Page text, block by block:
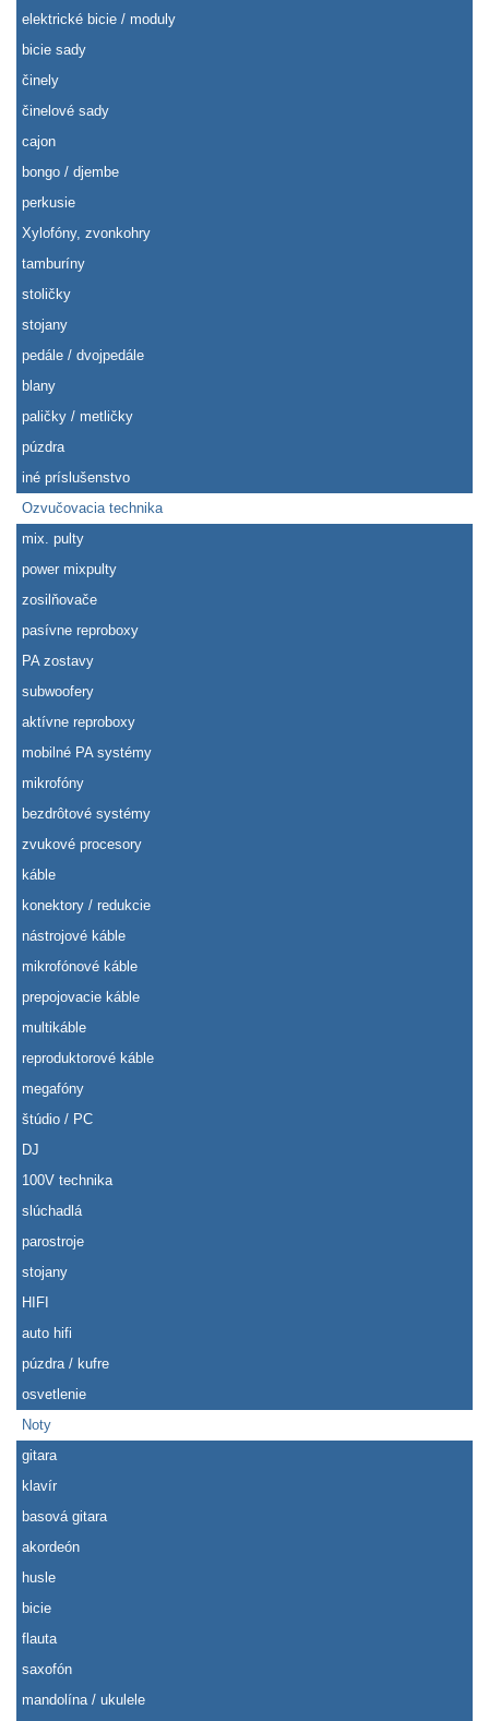
elektrické bicie / moduly
bicie sady
činely
činelové sady
cajon
bongo / djembe
perkusie
Xylofóny, zvonkohry
tamburíny
stoličky
stojany
pedále / dvojpedále
blany
paličky / metličky
púzdra
iné príslušenstvo
Ozvučovacia technika
mix. pulty
power mixpulty
zosilňovače
pasívne reproboxy
PA zostavy
subwoofery
aktívne reproboxy
mobilné PA systémy
mikrofóny
bezdrôtové systémy
zvukové procesory
káble
konektory / redukcie
nástrojové káble
mikrofónové káble
prepojovacie káble
multikáble
reproduktorové káble
megafóny
štúdio / PC
DJ
100V technika
slúchadlá
parostroje
stojany
HIFI
auto hifi
púzdra / kufre
osvetlenie
Noty
gitara
klavír
basová gitara
akordeón
husle
bicie
flauta
saxofón
mandolína / ukulele